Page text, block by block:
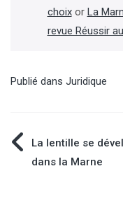
choixor La
revue Réussir
Publié dans Juridique
Navigation
La lentille se
dans la Marne